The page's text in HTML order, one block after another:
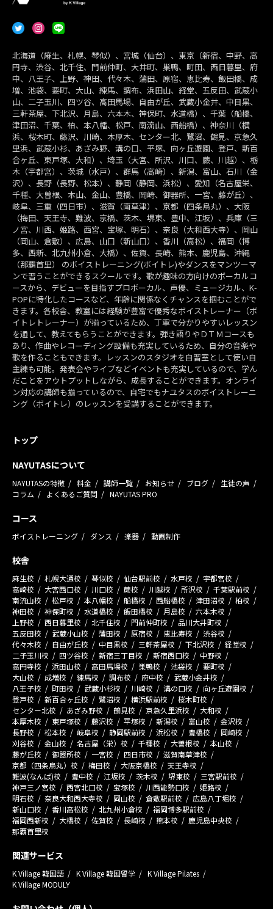
北海道（麻生、札幌、琴似）、宮城（仙台）、東京（新宿、中野、高
円寺、渋谷、北千住、門前仲町、大井町、巣鴨、町田、西日暮里、府
中、八王子、上野、神田、代々木、蒲田、原宿、恵比寿、飯田橋、成
増、池袋、要町、大山、練馬、調布、浜田山、経堂、五反田、武蔵小
山、二子玉川、四ツ谷、高田馬場、自由が丘、武蔵小金井、中目黒、
三軒茶屋、下北沢、月島、六本木、神保町、水道橋）、千葉（船橋、
津田沼、千葉、柏、本八幡、松戸、南流山、西船橋）、神奈川（横
浜、桜木町、藤沢、川崎、本厚木、センター北、鷺沼、鶴見、京急久
里浜、武蔵小杉、あざみ野、溝の口、平塚、向ヶ丘遊園、登戸、新百
合ヶ丘、東戸塚、大和）、埼玉（大宮、所沢、川口、蕨、川越）、栃
木（宇都宮）、茨城（水戸）、群馬（高崎）、新潟、富山、石川（金
沢）、長野（長野、松本）、静岡（静岡、浜松）、愛知（名古屋栄、
千種、大曽根、本山、金山、豊橋、岡崎、御器所、一宮、藤が丘）、
岐阜、三重（四日市）、滋賀（南草津）、京都（四条烏丸）、大阪
（梅田、天王寺、難波、京橋、茨木、堺東、豊中、江坂）、兵庫（三
ノ宮、川西、姫路、西宮、宝塚、明石）、奈良（大和西大寺）、岡山
（岡山、倉敷）、広島、山口（新山口）、香川（高松）、福岡（博
多、西新、北九州小倉、大橋）、佐賀、長崎、熊本、鹿児島、沖縄
（那覇首里） のボイストレーニング(ボイトレ)やダンスをマンツーマ
ンで習うことができるスクールです。歌が趣味の方向けのボーカルコ
ースから、デビューを目指すプロボーカル、声優、ミュージカル、K-
POPに特化したコースなど、年齢に関係なくチャンスを掴むことがで
きます。各校舎、教室には経験が豊富で優秀なボイストレーナー（ボ
イトレトレーナー）が揃っているため、丁寧で分かりやすいレッスン
を通して、教えてもらうことができます。弾き語りやＤＴＭコースも
あり、作曲やレコーディング設備も充実しているため、自分の音楽や
歌を作ることもできます。レッスンのスタジオを自習室として使い自
主練も可能。発表会やライブなどイベントも充実しているので、学ん
だことをアウトプットしながら、成長することができます。オンライ
ン対応の講師も揃っているので、自宅でもナユタスのボイストレーニ
ング（ボイトレ）のレッスンを受講することができます。
トップ
NAYUTASについて
NAYUTASの特徴 料金 講師一覧 お知らせ ブログ
生徒の声
コラム
よくあるご質問 NAYUTAS PRO
コース
ボイストレーニング ダンス 楽器 動画制作
校舎
麻生校 札幌大通校 琴似校 仙台駅前校 水戸校
宇都宮校
高崎校
大宮西口校 川口校 蕨校 川越校 所沢校
千葉駅前校
南流山校
松戸校 本八幡校 船橋校 西船橋校 津田沼校
柏校
神田校
神保町校 水道橋校 飯田橋校 月島校
六本木校
上野校
西日暮里校 北千住校 門前仲町校
品川大井町校
五反田校
武蔵小山校 蒲田校 原宿校 恵比寿校
渋谷校
代々木校
自由が丘校 中目黒校 三軒茶屋校 下北沢校
経堂校
二子玉川校
四ツ谷校 新宿三丁目校 新宿西口校
中野校
高円寺校
浜田山校 高田馬場校 巣鴨校 池袋校
要町校
大山校
成増校 練馬校 調布校 府中校
武蔵小金井校
八王子校
町田校 武蔵小杉校 川崎校 溝の口校
向ヶ丘遊園校
登戸校
新百合ヶ丘校 鷺沼校 横浜駅前校
桜木町校
センター北校
あざみ野校 鶴見校 京急久里浜校
大和校
本厚木校
東戸塚校 藤沢校 平塚校 新潟校 富山校
金沢校
長野校
松本校 岐阜校 静岡駅前校 浜松校 豊橋校
岡崎校
刈谷校
金山校 名古屋（栄）校 千種校 大曽根校
本山校
藤が丘校
御器所校 一宮校 四日市校
滋賀南草津校
京都（四条烏丸）校
梅田校 大阪京橋校
天王寺校
難波(なんば)校
豊中校 江坂校 茨木校 堺東校
三宮駅前校
神戸三ノ宮校
西宮北口校 宝塚校 川西能勢口校
姫路校
明石校
奈良大和西大寺校 岡山校 倉敷駅前校
広島八丁堀校
新山口校
香川高松校 北九州小倉校
福岡博多駅前校
福岡西新校
大橋校 佐賀校 長崎校 熊本校
鹿児島中央校
那覇首里校
関連サービス
K Village 韓国語 K Village 韓国留学
K Village Pilates
K Village MODULY